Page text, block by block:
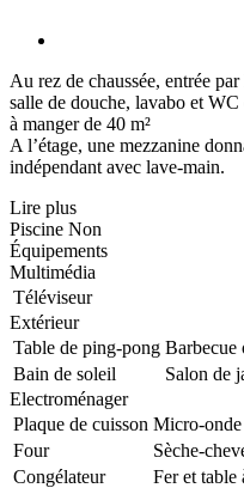
Au rez de chaussée, entrée
salle de douche, lavabo et
à manger de 40 m²
A l’étage, une mezzanine
indépendant avec lave-main.
Lire plus
Piscine Non
Équipements
Multimédia
Téléviseur
Extérieur
Table de ping-pong Barbecue
Bain de soleil
Salon de
Electroménager
Plaque de cuisson Micro-onde
Four
Sèche-
Congélateur
Fer et table